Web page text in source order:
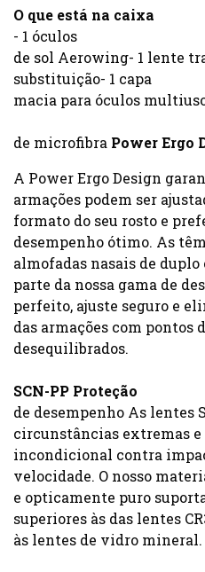
O que está na caixa
- 1 óculos
de sol Aerowing- 1 lente
substituição- 1 capa
macia para óculos
de microfibra Power Ergo
A Power Ergo Design
armações podem ser
formato do seu rosto e
desempenho ótimo. As
almofadas nasais de
parte da nossa gama de
perfeito, ajuste seguro e
das armações com pontos
desequilibrados.
SCN-PP Proteção
de desempenho As lentes
circunstâncias extremas
incondicional contra
velocidade. O nosso
e opticamente puro
superiores às das lentes
às lentes de vidro mineral.